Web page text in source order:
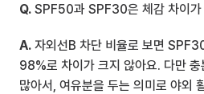
Q. SPF50과 SPF30은 체감 차이가
A. 자외선B 차단 비율로 보면
98%로 차이가 크지 않아요. 다만
많아서, 여유분을 두는 의미로 야외